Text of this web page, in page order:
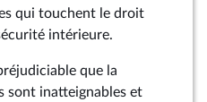
qui touchent le droit
intérieure.
que la
sont inatteignables et